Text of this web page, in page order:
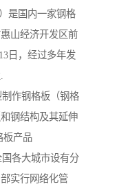
）是国内一家钢格
山经济开发区前
日，经过多年发
作钢格板（钢格
钢结构及其延伸
板产品
各大城市设有分
实行网络化管